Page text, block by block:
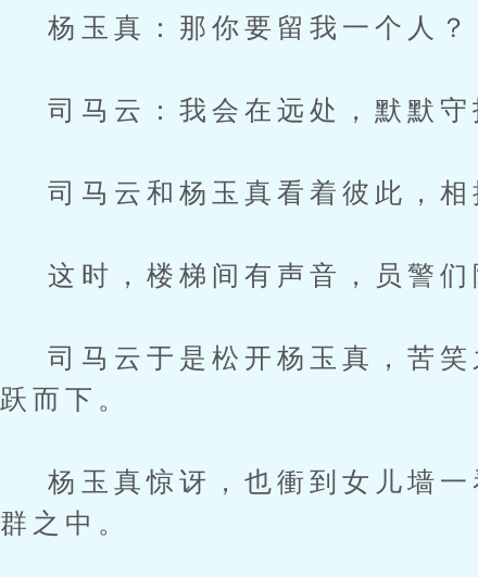
杨玉真：那你要留我一个人？
司马云：我会在远处，默默守
司马云和杨玉真看着彼此，相
这时，楼梯间有声音，员警们
司马云于是松开杨玉真，苦笑
跃而下。
杨玉真惊讶，也衝到女儿墙一
群之中。